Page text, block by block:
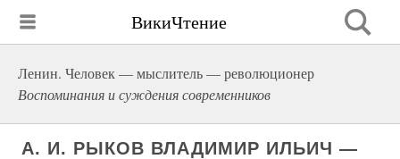
ВикиЧтение
Ленин. Человек — мыслитель — революционер
Воспоминания и суждения современников
А. И. РЫКОВ ВЛАДИМИР ИЛЬИЧ —